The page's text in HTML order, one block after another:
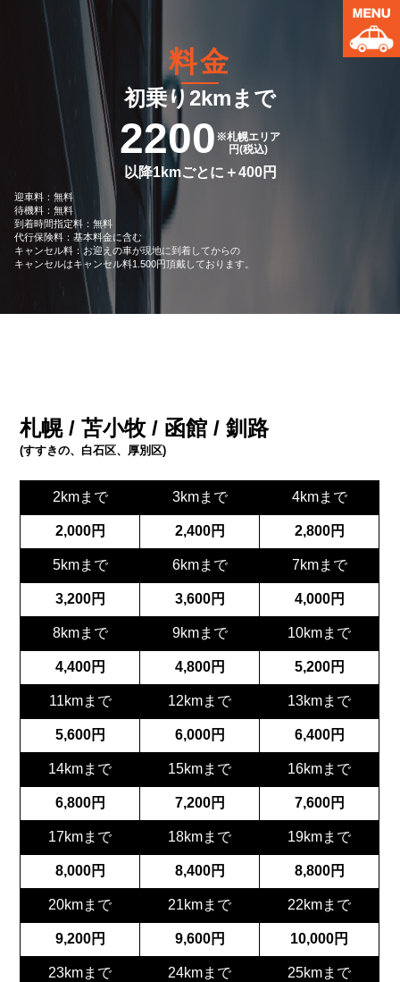
料金
初乗り2kmまで
2200 ※札幌エリア
円(税込)
以降1kmごとに＋400円
迎車料：無料
待機料：無料
到着時間指定料：無料
代行保険料：基本料金に含む
キャンセル料：お迎えの車が現地に到着してからの
キャンセルはキャンセル料1.500円頂戴しております。
札幌 / 苫小牧 / 函館 / 釧路
(すすきの、白石区、厚別区)
2kmまで 3kmまで 4kmまで
2,000円 2,400円 2,800円
5kmまで 6kmまで 7kmまで
3,200円 3,600円 4,000円
8kmまで 9kmまで 10kmまで
4,400円 4,800円 5,200円
11kmまで 12kmまで 13kmまで
5,600円 6,000円 6,400円
14kmまで 15kmまで 16kmまで
6,800円 7,200円 7,600円
17kmまで 18kmまで 19kmまで
8,000円 8,400円 8,800円
20kmまで 21kmまで 22kmまで
9,200円 9,600円 10,000円
23kmまで 24kmまで 25kmまで